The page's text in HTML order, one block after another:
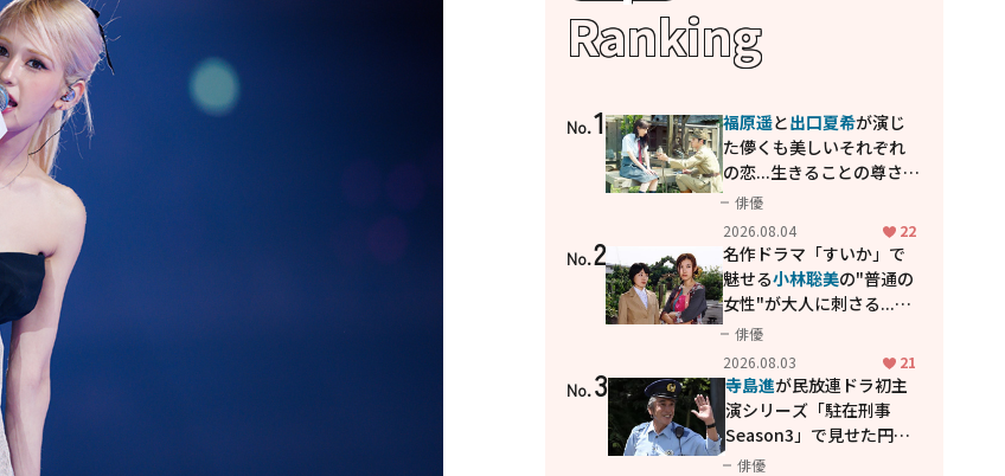
Ranking
No.1 福原遥と出口夏希が演じ
た儚くも美しいそれぞれ
の恋...生きることの尊さを
教えてくれた映画「あの
花が咲く丘で、君とまた出
会えたら。」
俳優
2026.08.04
22
No.2
名作ドラマ「すいか」で
魅せる小林聡美の"普通の
女性"が大人に刺さる...映
画「かもめ食堂」にも通
じる静かな芝居
俳優
2026.08.03
21
No.3 寺島進が民放連ドラ初主
演シリーズ「駐在刑事
Season3」で見せた円熟
の演技
俳優